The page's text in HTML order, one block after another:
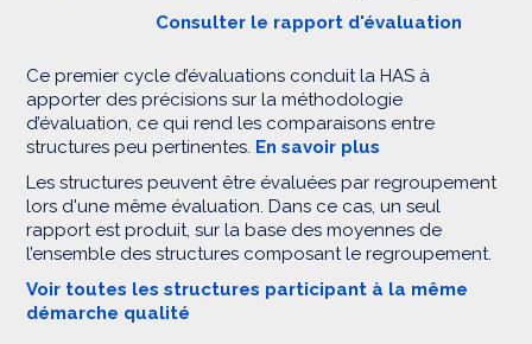
Consulter le rapport d'évaluation
Ce premier cycle d’évaluations conduit la HAS à
apporter des précisions sur la méthodologie
d’évaluation, ce qui rend les comparaisons entre
structures peu pertinentes. En savoir plus
Les structures peuvent être évaluées par regroupement
lors d'une même évaluation. Dans ce cas, un seul
rapport est produit, sur la base des moyennes de
l’ensemble des structures composant le regroupement.
Voir toutes les structures participant à la même
démarche qualité